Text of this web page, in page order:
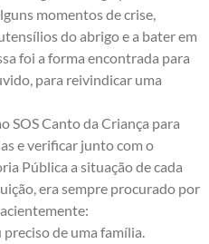
momentos de crise,
do abrigo e a bater em
foi a forma encontrada para
para reivindicar uma
SOS Canto da Criança para
e verificar junto com o
Pública a situação de cada
era sempre procurado por
de uma família.